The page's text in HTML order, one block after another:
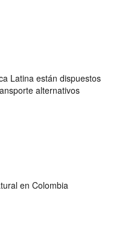
Latina están dispuestos
alternativos
en Colombia